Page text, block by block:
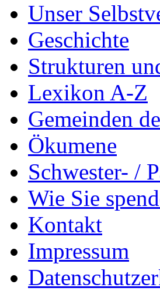
Unser
Geschichte
Strukturen
Lexikon A-Z
Gemeinden
Ökumene
Schwester- /
Wie Sie
Kontakt
Impressum